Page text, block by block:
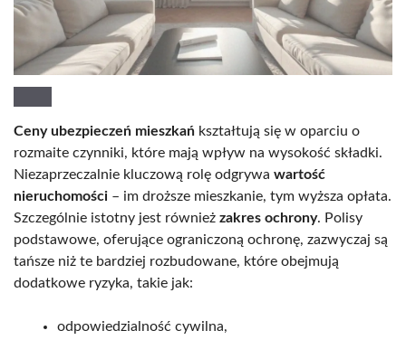
Ceny ubezpieczeń mieszkań kształtują się w oparciu o
rozmaite czynniki, które mają wpływ na wysokość składki.
Niezaprzeczalnie kluczową rolę odgrywa wartość
nieruchomości – im droższe mieszkanie, tym wyższa opłata.
Szczególnie istotny jest również zakres ochrony. Polisy
podstawowe, oferujące ograniczoną ochronę, zazwyczaj są
tańsze niż te bardziej rozbudowane, które obejmują
dodatkowe ryzyka, takie jak:
odpowiedzialność cywilna,